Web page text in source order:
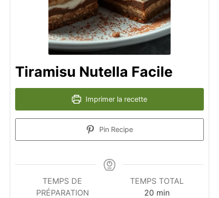
Tiramisu Nutella Facile
Imprimer la recette
Pin Recipe
TEMPS DE
PRÉPARATION
TEMPS TOTAL
20minutes
min